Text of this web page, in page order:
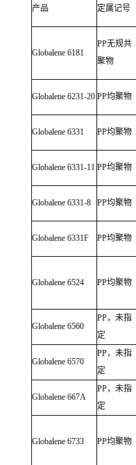
产品 定属记号
Globalene 6181
PP无规共
聚物
Globalene 6231-20 PP均聚物
Globalene 6331 PP均聚物
Globalene 6331-11 PP均聚物
Globalene 6331-8 PP均聚物
Globalene 6331F PP均聚物
Globalene 6524 PP均聚物
Globalene 6560
PP，未指
定
Globalene 6570
PP，未指
定
Globalene 667A
PP，未指
定
Globalene 6733 PP均聚物